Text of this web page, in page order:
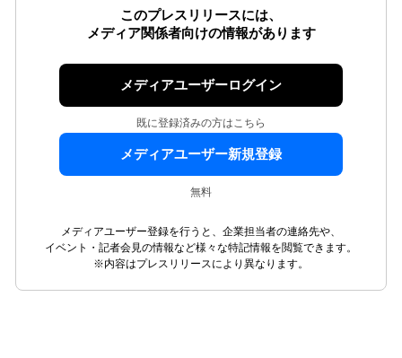
このプレスリリースには、
メディア関係者向けの情報があります
メディアユーザーログイン
既に登録済みの方はこちら
メディアユーザー新規登録
無料
メディアユーザー登録を行うと、企業担当者の連絡先や、
イベント・記者会見の情報など様々な特記情報を閲覧できます。
※内容はプレスリリースにより異なります。